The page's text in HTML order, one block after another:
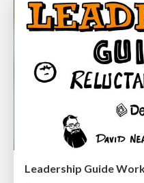
Leadership Guide